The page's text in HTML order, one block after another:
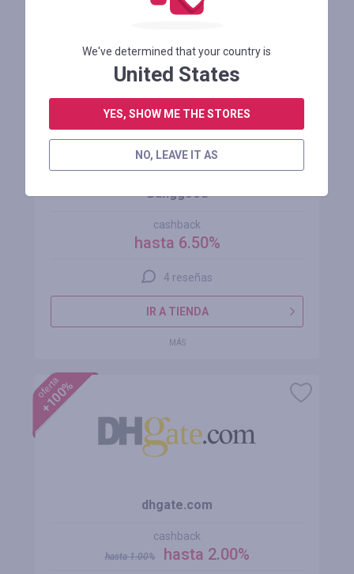
Banggood
cashback
hasta 6.50%
4 reseñas
IR A TIENDA
MÁS
oferta
+100%
dhgate.com
cashback
hasta1.00% hasta 2.00%
We've determined that your country is
United States
YES, SHOW ME THE STORES
NO, LEAVE IT AS